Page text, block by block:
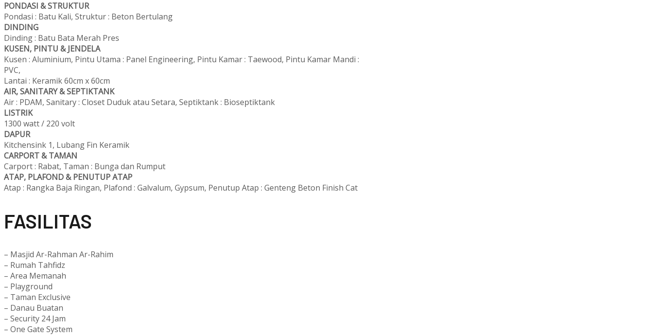
PONDASI & STRUKTUR
Pondasi : Batu Kali, Struktur : Beton Bertulang
DINDING
Dinding : Batu Bata Merah Pres
KUSEN, PINTU & JENDELA
Kusen : Aluminium, Pintu Utama : Panel Engineering, Pintu Kamar : Taewood, Pintu Kamar Mandi :
PVC,
Lantai : Keramik 60cm x 60cm
AIR, SANITARY & SEPTIKTANK
Air : PDAM, Sanitary : Closet Duduk atau Setara, Septiktank : Bioseptiktank
LISTRIK
1300 watt / 220 volt
DAPUR
Kitchensink 1, Lubang Fin Keramik
CARPORT & TAMAN
Carport : Rabat, Taman : Bunga dan Rumput
ATAP, PLAFOND & PENUTUP ATAP
Atap : Rangka Baja Ringan, Plafond : Galvalum, Gypsum, Penutup Atap : Genteng Beton Finish Cat
FASILITAS
– Masjid Ar-Rahman Ar-Rahim
– Rumah Tahfidz
– Area Memanah
– Playground
– Taman Exclusive
– Danau Buatan
– Security 24 Jam
– One Gate System